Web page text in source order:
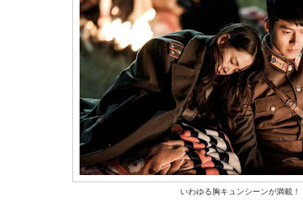
いわゆる胸キュンシーンが満載！